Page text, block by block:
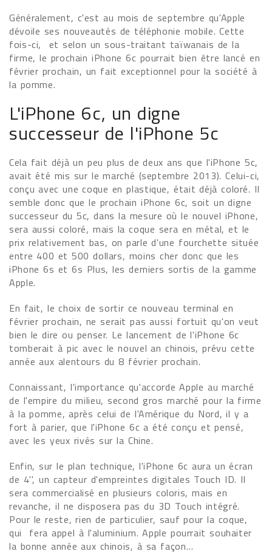
Généralement, c'est au mois de septembre qu'Apple
dévoile ses nouveautés de téléphonie mobile. Cette
fois-ci, et selon un sous-traitant taïwanais de la
firme, le prochain iPhone 6c pourrait bien être lancé en
février prochain, un fait exceptionnel pour la société à
la pomme.
L'iPhone 6c, un digne
successeur de l'iPhone 5c
Cela fait déjà un peu plus de deux ans que l'iPhone 5c,
avait été mis sur le marché (septembre 2013). Celui-ci,
conçu avec une coque en plastique, était déjà coloré. Il
semble donc que le prochain iPhone 6c, soit un digne
successeur du 5c, dans la mesure où le nouvel iPhone,
sera aussi coloré, mais la coque sera en métal, et le
prix relativement bas, on parle d'une fourchette située
entre 400 et 500 dollars, moins cher donc que les
iPhone 6s et 6s Plus, les derniers sortis de la gamme
Apple.
En fait, le choix de sortir ce nouveau terminal en
février prochain, ne serait pas aussi fortuit qu'on veut
bien le dire ou penser. Le lancement de l'iPhone 6c
tomberait à pic avec le nouvel an chinois, prévu cette
année aux alentours du 8 février prochain.
Connaissant, l'importance qu'accorde Apple au marché
de l'empire du milieu, second gros marché pour la firme
à la pomme, après celui de l'Amérique du Nord, il y a
fort à parier, que l'iPhone 6c a été conçu et pensé,
avec les yeux rivés sur la Chine.
Enfin, sur le plan technique, l'iPhone 6c aura un écran
de 4'', un capteur d'empreintes digitales Touch ID. Il
sera commercialisé en plusieurs coloris, mais en
revanche, il ne disposera pas du 3D Touch intégré.
Pour le reste, rien de particulier, sauf pour la coque,
qui fera appel à l'aluminium. Apple pourrait souhaiter
la bonne année aux chinois, à sa façon…